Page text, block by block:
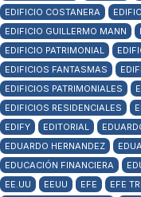
EDIFICIO COSTANERA
EDIFICIO GUILLERMO MANN
EDIFICIO PATRIMONIAL
EDIFICIOS FANTASMAS
EDIFICIOS PATRIMONIALES
EDIFICIOS RESIDENCIALES
EDIFY
EDITORIAL
EDUARDO HERNANDEZ
EDUCACIÓN FINANCIERA
EE.UU
EEUU EFE EFE